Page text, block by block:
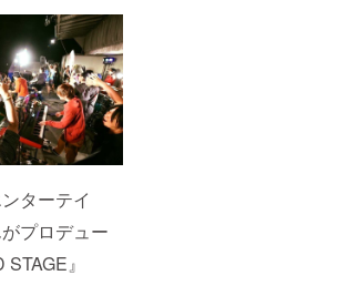
ターテイ
プロデュー
』